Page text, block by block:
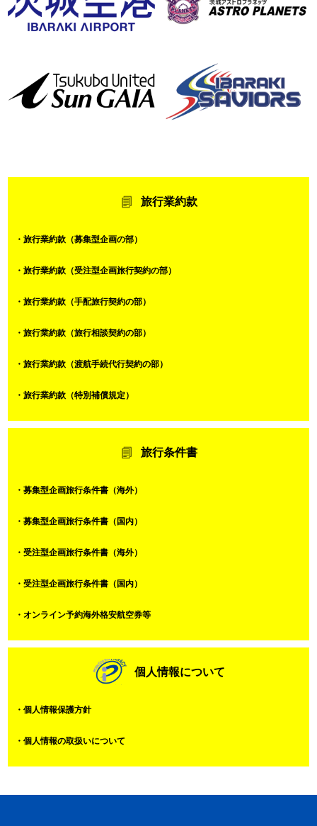
旅行業約款
・旅行業約款（募集型企画の部）
・旅行業約款（受注型企画旅行契約の部）
・旅行業約款（手配旅行契約の部）
・旅行業約款（旅行相談契約の部）
・旅行業約款（渡航手続代行契約の部）
・旅行業約款（特別補償規定）
旅行条件書
・募集型企画旅行条件書（海外）
・募集型企画旅行条件書（国内）
・受注型企画旅行条件書（海外）
・受注型企画旅行条件書（国内）
・オンライン予約海外格安航空券等
個人情報について
・個人情報保護方針
・個人情報の取扱いについて